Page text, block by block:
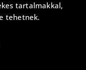
tartalmakkal,
tehetnek.